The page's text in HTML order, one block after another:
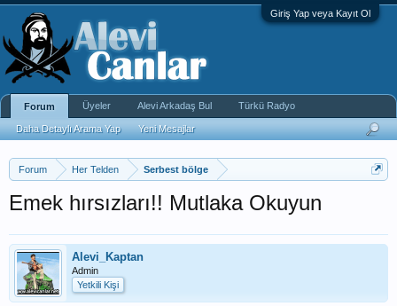
Giriş Yap veya Kayıt Ol
Forum Her Telden Serbest bölge
Emek hırsızları!! Mutlaka Okuyun
Alevi_Kaptan
Admin
Yetkili Kişi
Forum
Daha Detaylı Arama Yap Yeni Mesajlar
Üyeler Alevi Arkadaş Bul Türkü Radyo